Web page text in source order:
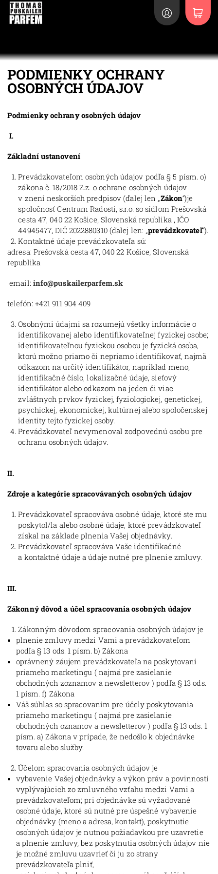
PODMIENKY OCHRANY
OSOBNÝCH ÚDAJOV
Podmienky ochrany osobných údajov
I.
Základní ustanovení
Prevádzkovateľom osobných údajov podľa § 5 písm. o)
zákona č. 18/2018 Z.z. o ochrane osobných údajov
v znení neskorších predpisov (ďalej len „Zákon“)je
spoločnosť Centrum Radosti, s.r.o. so sídlom Prešovská
cesta 47, 040 22 Košice, Slovenská republika , IČO
44945477, DIČ 2022880310 (ďalej len: „prevádzkovateľ“).
Kontaktné údaje prevádzkovateľa sú:
adresa: Prešovská cesta 47, 040 22 Košice, Slovenská
republika
email: info@puskailerparfem.sk
telefón: +421 911 904 409
Osobnými údajmi sa rozumejú všetky informácie o
identifikovanej alebo identifikovateľnej fyzickej osobe;
identifikovateľnou fyzickou osobou je fyzická osoba,
ktorú možno priamo či nepriamo identifikovať, najmä
odkazom na určitý identifikátor, napríklad meno,
identifikačné číslo, lokalizačné údaje, sieťový
identifikátor alebo odkazom na jeden či viac
zvláštnych prvkov fyzickej, fyziologickej, genetickej,
psychickej, ekonomickej, kultúrnej alebo spoločenskej
identity tejto fyzickej osoby.
Prevádzkovateľ nevymenoval zodpovednú osobu pre
ochranu osobných údajov.
II.
Zdroje a kategórie spracovávaných osobných údajov
Prevádzkovateľ spracováva osobné údaje, ktoré ste mu
poskytol/la alebo osobné údaje, ktoré prevádzkovateľ
získal na základe plnenia Vašej objednávky.
Prevádzkovateľ spracováva Vaše identifikačné
a kontaktné údaje a údaje nutné pre plnenie zmluvy.
III.
Zákonný dôvod a účel spracovania osobných údajov
Zákonným dôvodom spracovania osobných údajov je
plnenie zmluvy medzi Vami a prevádzkovateľom
podľa § 13 ods. 1 písm. b) Zákona
oprávnený záujem prevádzkovateľa na poskytovaní
priameho marketingu ( najmä pre zasielanie
obchodných zoznamov a newsletterov ) podľa § 13 ods.
1 písm. f) Zákona
Váš súhlas so spracovaním pre účely poskytovania
priameho marketingu ( najmä pre zasielanie
obchodných oznamov a newsletterov ) podľa § 13 ods. 1
písm. a) Zákona v prípade, že nedošlo k objednávke
tovaru alebo služby.
Účelom spracovania osobných údajov je
vybavenie Vašej objednávky a výkon práv a povinností
vyplývajúcich zo zmluvného vzťahu medzi Vami a
prevádzkovateľom; pri objednávke sú vyžadované
osobné údaje, ktoré sú nutné pre úspešné vybavenie
objednávky (meno a adresa, kontakt), poskytnutie
osobných údajov je nutnou požiadavkou pre uzavretie
a plnenie zmluvy, bez poskytnutia osobných údajov nie
je možné zmluvu uzavrieť či ju zo strany
prevádzkovateľa plniť,